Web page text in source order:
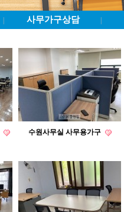
사무가구상담
수원사무실 사무용가구